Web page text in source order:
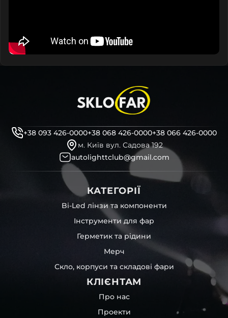
+38 093 426-0000+38 068 426-0000+38 066 426-0000
м. Київ вул. Садова 192
autolighttclub@gmail.com
КАТЕГОРІЇ
Bi-Led лінзи та компоненти
Інструменти для фар
Герметик та рідини
Мерч
Скло, корпуси та складові фари
КЛІЄНТАМ
Про нас
Проекти